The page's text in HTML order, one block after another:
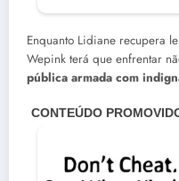
Enquanto Lidiane recupera
Wepink terá que enfrentar
pública armada com